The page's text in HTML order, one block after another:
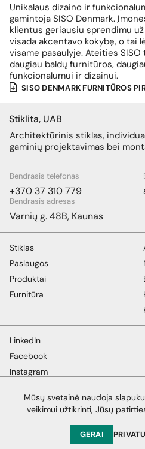
Unikalaus dizaino ir
gamintoja SISO Denmark.
klientus geriausiu sprendimu
visada akcentavo kokybę, o tai
visame pasaulyje. Ateities
daugiau baldų furnitūros,
funkcionalumui ir dizainui.
SISO DENMARK FURNITŪROS
PATEIKTI
Stiklita, UAB
Architektūrinis stiklas,
gaminių projektavimas bei
Bendrasis telefonas
+370 37 310 779
Bendrasis adresas
Varnių g. 48B, Kaunas
Stiklas
Paslaugos
Produktai
Furnitūra
LinkedIn
Facebook
Instagram
© 2026 Stiklita. Visos teisės
Mūsų svetainė naudoja
veikimui užtikrinti, Jūsų
GERAI